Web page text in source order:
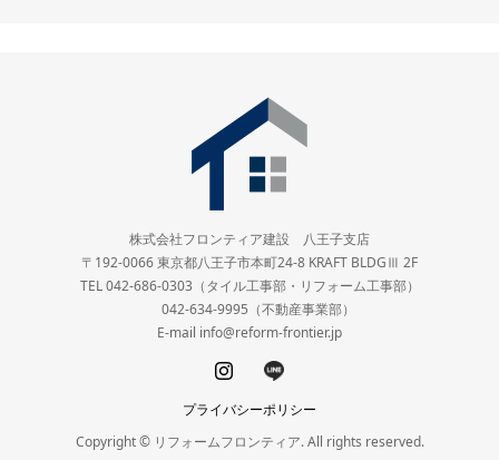
株式会社フロンティア建設 八王子支店
〒192-0066 東京都八王子市本町24-8 KRAFT BLDGⅢ 2F
TEL 042-686-0303（タイル工事部・リフォーム工事部）
042-634-9995（不動産事業部）
E-mail info@reform-frontier.jp
プライバシーポリシー
Copyright © リフォームフロンティア. All rights reserved.